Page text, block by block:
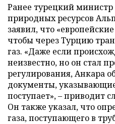
Ранее турецкий министр
природных ресурсов
заявил, что
чтобы через Турцию
газ. «Даже если
неизвестно, но он стал
регулирования, Анкара
документы,
поступает», – приводит
Он также указал, что
газа, поступающего в